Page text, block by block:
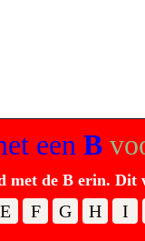
een B
met de B erin. Dit
E F G H I